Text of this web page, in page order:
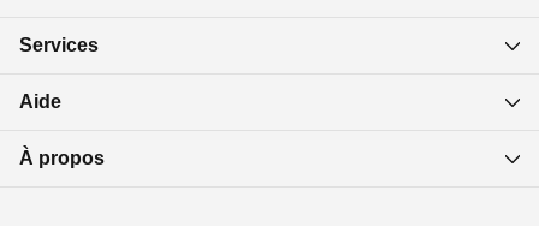
Services
Aide
À propos